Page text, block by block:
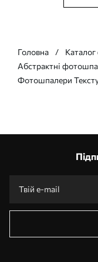
Головна
Абстрактні
Фотошпалери
різної прозорості